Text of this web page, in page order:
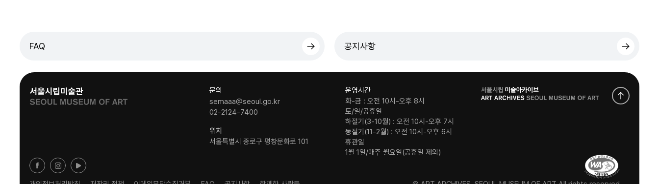
FAQ 공지사항
문의
semaaa@seoul.go.kr
02-2124-7400
위치
서울특별시 종로구 평창문화로 101
운영시간
화-금 : 오전 10시-오후 8시
토/일/공휴일
하절기(3-10월) : 오전 10시-오후 7시
동절기(11-2월) : 오전 10시-오후 6시
휴관일
1월 1일/매주 월요일(공휴일 제외)
로
고